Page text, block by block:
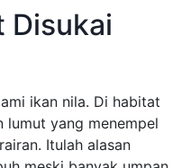
Disukai
ikan nila. Di habitat
lumut yang menempel
Itulah alasan